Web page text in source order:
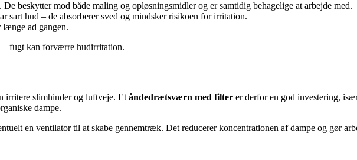
beskytter mod både maling og opløsningsmidler og er samtidig behagelige at arbejde med.
sart hud – de absorberer sved og mindsker risikoen for irritation.
ad gangen.
fugt kan forværre hudirritation.
irritere slimhinder og luftveje. Et åndedrætsværn med filter er derfor en god investering,
dampe.
en ventilator til at skabe gennemtræk. Det reducerer koncentrationen af dampe og gør